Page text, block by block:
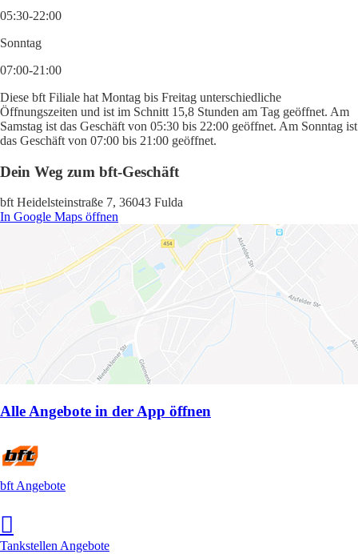
05:30-22:00
Sonntag
07:00-21:00
Diese bft Filiale hat Montag bis Freitag unterschiedliche
Öffnungszeiten und ist im Schnitt 15,8 Stunden am Tag geöffnet. Am
Samstag ist das Geschäft von 05:30 bis 22:00 geöffnet. Am Sonntag ist
das Geschäft von 07:00 bis 21:00 geöffnet.
Dein Weg zum bft-Geschäft
bft Heidelsteinstraße 7, 36043 Fulda
In Google Maps öffnen
Alle Angebote in der App öffnen
bft Angebote
Tankstellen Angebote